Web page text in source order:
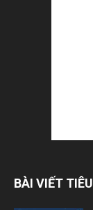
BÀI VIẾT